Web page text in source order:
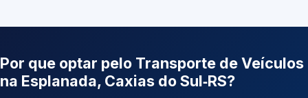
Por que optar pelo Transporte de Veículos
na Esplanada, Caxias do Sul‑RS?